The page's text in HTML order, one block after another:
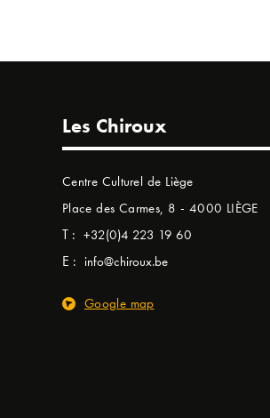
Les Chiroux
Centre Culturel de Liège
Place des Carmes, 8 - 4000 LIÈGE
T : +32(0)4 223 19 60
E : info@chiroux.be
Google map